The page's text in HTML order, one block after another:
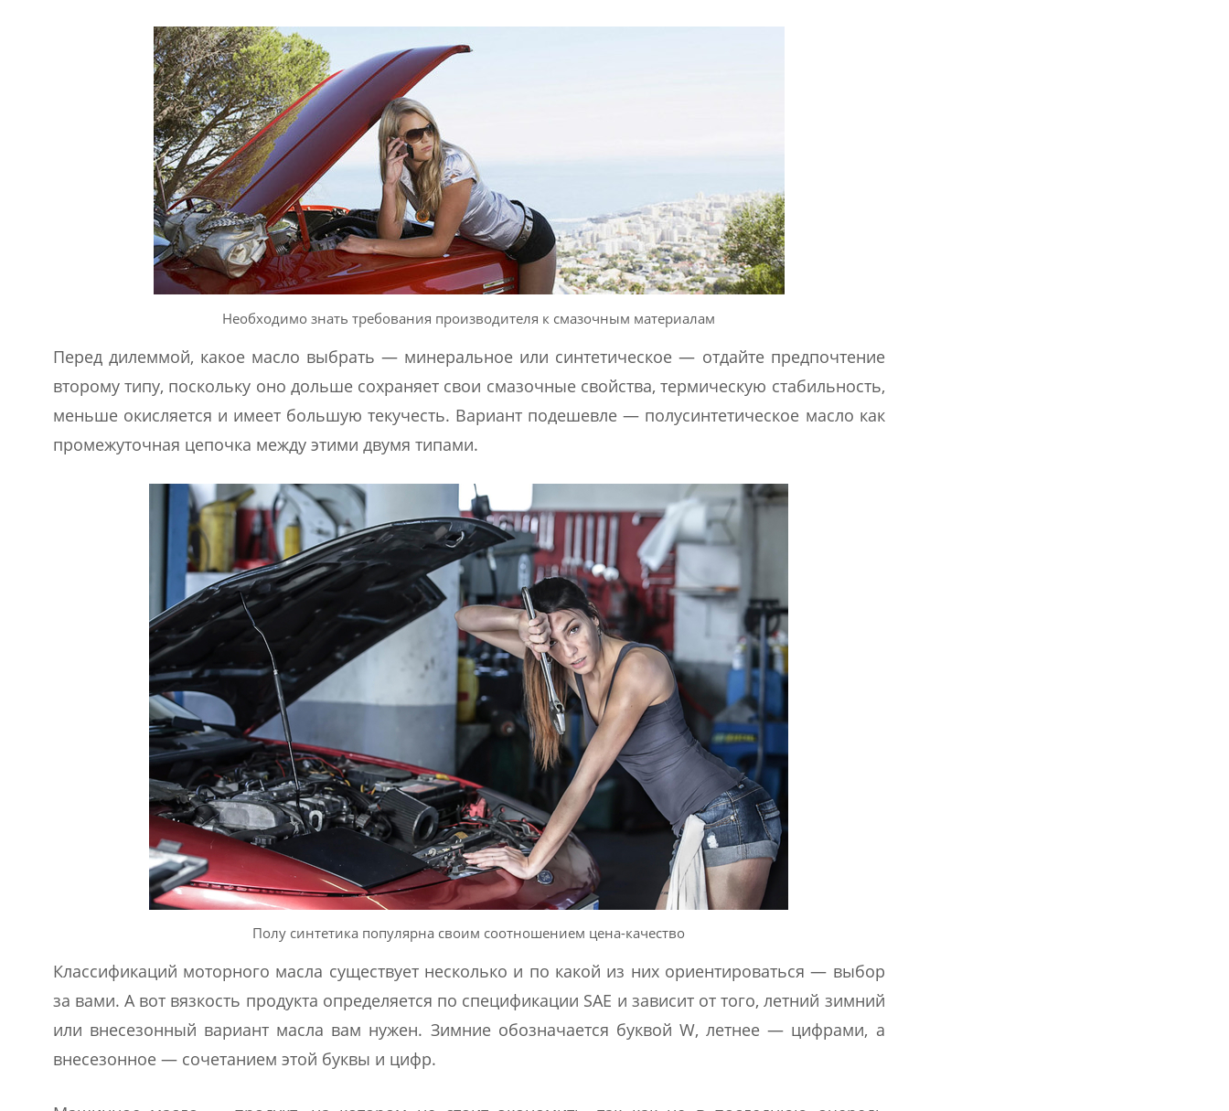
Необходимо знать требования производителя к смазочным материалам
Перед дилеммой, какое масло выбрать — минеральное или синтетическое — отдайте предпочтение
второму типу, поскольку оно дольше сохраняет свои смазочные свойства, термическую стабильность,
меньше окисляется и имеет большую текучесть. Вариант подешевле — полусинтетическое масло как
промежуточная цепочка между этими двумя типами.
Полу синтетика популярна своим соотношением цена-качество
Классификаций моторного масла существует несколько и по какой из них ориентироваться — выбор
за вами. А вот вязкость продукта определяется по спецификации SAE и зависит от того, летний зимний
или внесезонный вариант масла вам нужен. Зимние обозначается буквой W, летнее — цифрами, а
внесезонное — сочетанием этой буквы и цифр.